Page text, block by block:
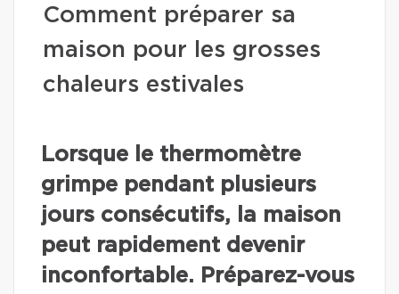
Comment préparer sa
maison pour les grosses
chaleurs estivales
Lorsque le thermomètre
grimpe pendant plusieurs
jours consécutifs, la maison
peut rapidement devenir
inconfortable. Préparez-vous